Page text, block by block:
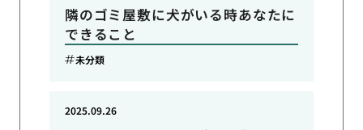
隣のゴミ屋敷に犬がいる時あなたに
できること
未分類
2025.09.26